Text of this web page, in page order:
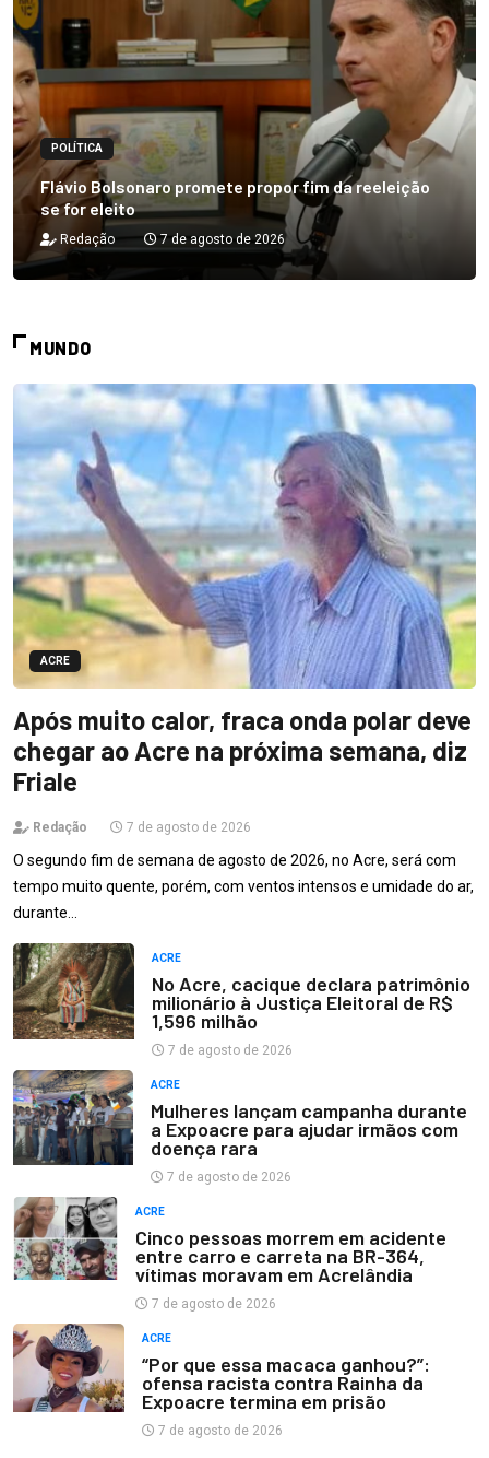
POLÍTICA
Flávio Bolsonaro promete propor fim da reeleição
se for eleito
Redação 7 de agosto de 2026
MUNDO
ACRE
Após muito calor, fraca onda polar deve
chegar ao Acre na próxima semana, diz
Friale
Redação 7 de agosto de 2026
O segundo fim de semana de agosto de 2026, no Acre, será com
tempo muito quente, porém, com ventos intensos e umidade do ar,
durante…
ACRE
No Acre, cacique declara patrimônio
milionário à Justiça Eleitoral de R$
1,596 milhão
7 de agosto de 2026
ACRE
Mulheres lançam campanha durante
a Expoacre para ajudar irmãos com
doença rara
7 de agosto de 2026
ACRE
Cinco pessoas morrem em acidente
entre carro e carreta na BR-364,
vítimas moravam em Acrelândia
7 de agosto de 2026
ACRE
“Por que essa macaca ganhou?”:
ofensa racista contra Rainha da
Expoacre termina em prisão
7 de agosto de 2026